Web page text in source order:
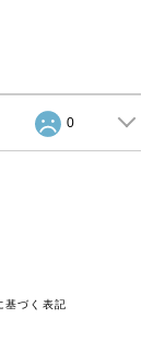
0
基づく表記